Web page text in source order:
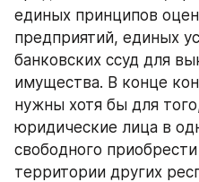
единых принципов
предприятий, единых
банковских ссуд для
имущества. В конце
нужны хотя бы для
юридические лица в
свободного
территории других